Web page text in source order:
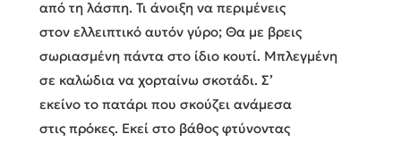
από τη λάσπη. Τι άνοιξη να περιμένεις
στον ελλειπτικό αυτόν γύρο; Θα με βρεις
σωριασμένη πάντα στο ίδιο κουτί. Μπλεγμένη
σε καλώδια να χορταίνω σκοτάδι. Σ’
εκείνο το πατάρι που σκούζει ανάμεσα
στις πρόκες. Εκεί στο βάθος φτύνοντας